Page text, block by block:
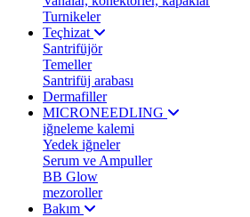
Turnikeler
Teçhizat
Santrifüjör
Temeller
Santrifüj arabası
Dermafiller
MICRONEEDLING
iğneleme kalemi
Yedek iğneler
Serum ve Ampuller
BB Glow
mezoroller
Bakım